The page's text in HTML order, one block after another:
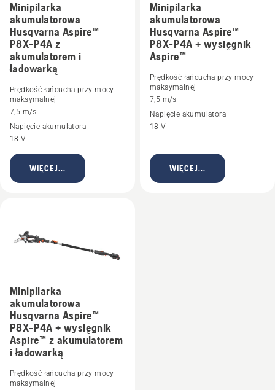
Minipilarka
akumulatorowa
Husqvarna Aspire™
P8X-P4A z
akumulatorem i
ładowarką
Prędkość łańcucha przy mocy
maksymalnej
7,5 m/s
Napięcie akumulatora
18 V
WIĘCEJ...
Minipilarka
akumulatorowa
Husqvarna Aspire™
P8X-P4A + wysięgnik
Aspire™
Prędkość łańcucha przy mocy
maksymalnej
7,5 m/s
Napięcie akumulatora
18 V
WIĘCEJ...
Minipilarka
akumulatorowa
Husqvarna Aspire™
P8X-P4A + wysięgnik
Aspire™ z akumulatorem
i ładowarką
Prędkość łańcucha przy mocy
maksymalnej